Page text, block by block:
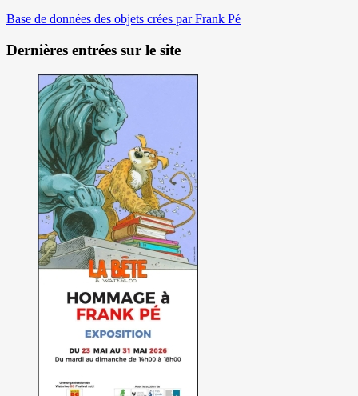
Base de données des objets crées par Frank Pé
Dernières entrées sur le site